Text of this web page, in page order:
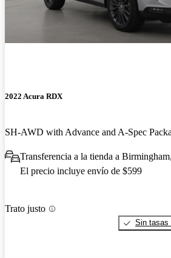
2022 Acura RDX
SH-AWD with Advance and A-Spec
Transferencia a la tienda a
El precio incluye envío de $599
Trato justo
Sin tasas